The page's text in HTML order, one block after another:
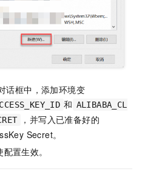
话框中，添加环境变
和 ALIBABA_CL
，并写入已准备好的
Secret。
置生效。